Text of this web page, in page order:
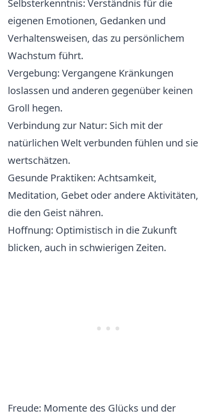
Selbsterkenntnis: Verständnis für die
eigenen Emotionen, Gedanken und
Verhaltensweisen, das zu persönlichem
Wachstum führt.
Vergebung: Vergangene Kränkungen
loslassen und anderen gegenüber keinen
Groll hegen.
Verbindung zur Natur: Sich mit der
natürlichen Welt verbunden fühlen und sie
wertschätzen.
Gesunde Praktiken: Achtsamkeit,
Meditation, Gebet oder andere Aktivitäten,
die den Geist nähren.
Hoffnung: Optimistisch in die Zukunft
blicken, auch in schwierigen Zeiten.
Freude: Momente des Glücks und der